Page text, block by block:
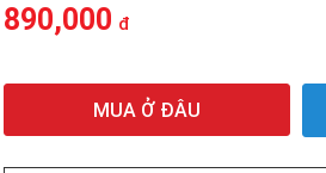
890,000 đ
MUA Ở ĐÂU